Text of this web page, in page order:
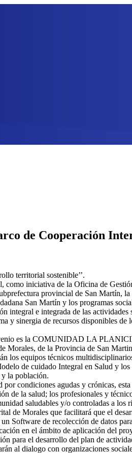
de Cooperación
territorial sostenible’’.
como iniciativa de la Oficina de
provincial de San Martín,
San Martín y los programas
e integrada de las
y sinergia de recursos disponibles
es la COMUNIDAD LA
de la Provincia de San
los equipos técnicos
de cuidado Integral en Salud y
y la población.
condiciones agudas y crónicas,
de la salud; los profesionales y
saludables y/o controladas a
de Morales que facilitará que el
Software de recolección de datos
en el ámbito de aplicación del
para el desarrollo del plan de
al dialogo con organizaciones